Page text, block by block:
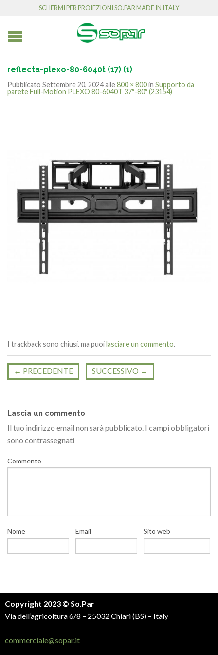
SCHERMI PER PROIEZIONI SO.PAR MADE IN ITALY
reflecta-plexo-80-6040t (17) (1)
Pubblicato Settembre 20, 2024alle800 × 800in Supporto da
parete Full-Motion PLEXO 80-6040T 37″-80″ (23154)
I trackback sono chiusi, ma puoilasciare un commento.
← PRECEDENTE SUCCESSIVO →
Lascia un commento
Il tuo indirizzo email non sarà pubblicato. I campi obbligatori
sono contrassegnati
Commento
Nome Email Sito web
Copyright 2023 © So.Par
Via dell’agricoltura 6/8 – 25032 Chiari (BS) – Italy
commerciale@sopar.it